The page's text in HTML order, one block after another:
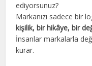
ediyorsunuz?
Markanızı sadece bir
kişilik, bir hikâye, bir
İnsanlar markalarla
kurar.